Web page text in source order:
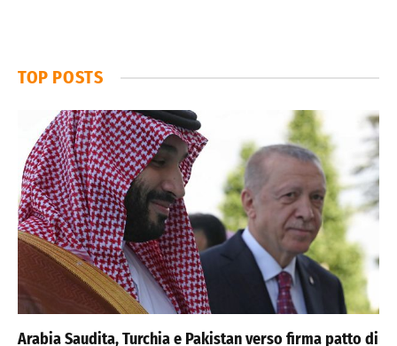
TOP POSTS
Arabia Saudita, Turchia e Pakistan verso firma patto di